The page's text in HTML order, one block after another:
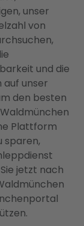
unser
von
und die
auf unser
den besten
Plattform
sparen,
jetzt nach